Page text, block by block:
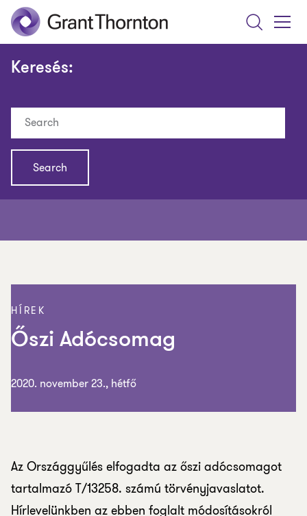
Search
Menu
Keresés:
Search
HÍREK
Őszi Adócsomag
2020. november 23., hétfő
Az Országgyűlés elfogadta az őszi adócsomagot
tartalmazó T/13258. számú törvényjavaslatot.
Hírlevelünkben az ebben foglalt módosításokról